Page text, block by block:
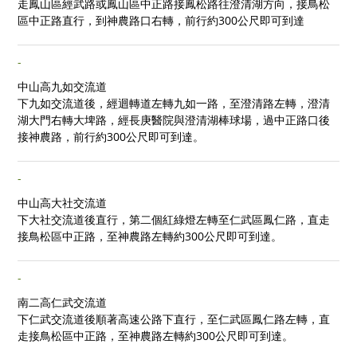
走鳳山區經武路或鳳山區中正路接鳳松路往澄清湖方向，接鳥松
區中正路直行，到神農路口右轉，前行約300公尺即可到達
-
中山高九如交流道
下九如交流道後，經迴轉道左轉九如一路，至澄清路左轉，澄清
湖大門右轉大埤路，經長庚醫院與澄清湖棒球場，過中正路口後
接神農路，前行約300公尺即可到達。
-
中山高大社交流道
下大社交流道後直行，第二個紅綠燈左轉至仁武區鳳仁路，直走
接鳥松區中正路，至神農路左轉約300公尺即可到達。
-
南二高仁武交流道
下仁武交流道後順著高速公路下直行，至仁武區鳳仁路左轉，直
走接鳥松區中正路，至神農路左轉約300公尺即可到達。